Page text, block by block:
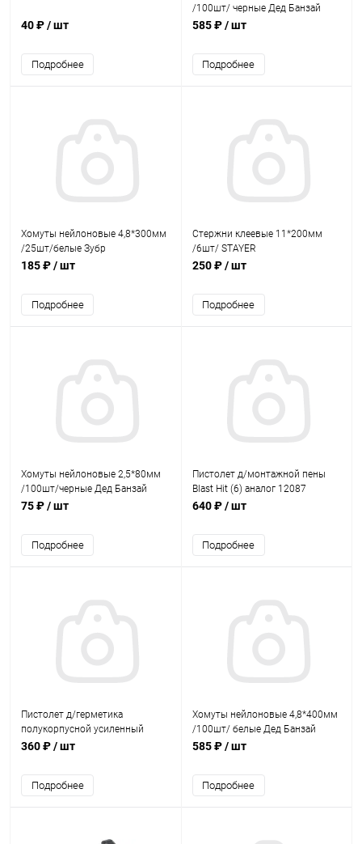
40 ₽/ шт
Подробнее
/100шт/ черные Дед Банзай
585 ₽/ шт
Подробнее
Хомуты нейлоновые 4,8*300мм
/25шт/белые Зубр
185 ₽/ шт
Подробнее
Стержни клеевые 11*200мм
/6шт/ STAYER
250 ₽/ шт
Подробнее
Хомуты нейлоновые 2,5*80мм
/100шт/черные Дед Банзай
75 ₽/ шт
Подробнее
Пистолет д/монтажной пены
Blast Hit (6) аналог 12087
640 ₽/ шт
Подробнее
Пистолет д/герметика
полукорпусной усиленный
Монтажник
360 ₽/ шт
Подробнее
Хомуты нейлоновые 4,8*400мм
/100шт/ белые Дед Банзай
585 ₽/ шт
Подробнее